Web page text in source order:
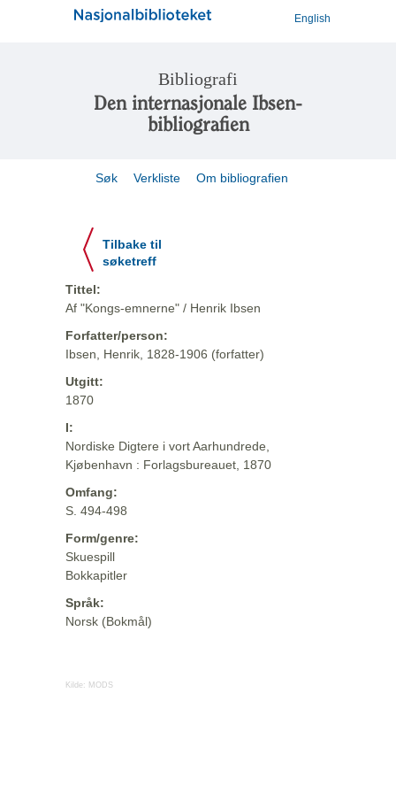
English
Bibliografi
Den internasjonale Ibsen-
bibliografien
Søk Verkliste Om bibliografien
Tilbake til
søketreff
Tittel:
Af "Kongs-emnerne" / Henrik Ibsen
Forfatter/person:
Ibsen, Henrik, 1828-1906 (forfatter)
Utgitt:
1870
I:
Nordiske Digtere i vort Aarhundrede,
Kjøbenhavn : Forlagsbureauet, 1870
Omfang:
S. 494-498
Form/genre:
Skuespill
Bokkapitler
Språk:
Norsk (Bokmål)
Kilde: MODS